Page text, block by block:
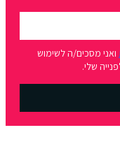
ואני מסכים/ה לשימוש
שלי.